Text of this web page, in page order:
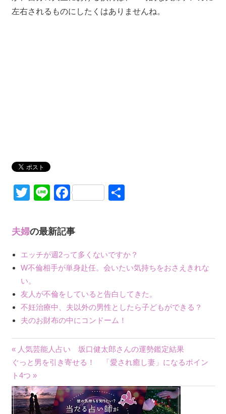
左右されるものにしたくはありませんね。
Twitter
LineFacebook
夫婦の最新記事
エッチが週2って多くないですか？
W不倫相手が単身赴任。会いたい気持ちをおさえきれな
い。
友人が不倫をしていると告白してきた。
不妊治療中、夫以外の男性としたら子どもができる？
夫のお財布の中にコンドーム！
投
稿
ナ
« 人気芸能人占い 坂口健太郎さんの運勢鑑定結果
ぐっと男を引き寄せる！ 「愛され癒し妻」になるポイン
ト4つ »